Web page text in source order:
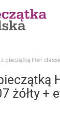
do
z pieczątką Heri
żółty +